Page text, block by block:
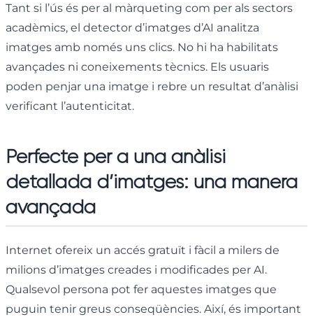
Tant si l’ús és per al màrqueting com per als sectors
acadèmics, el detector d’imatges d’AI analitza
imatges amb només uns clics. No hi ha habilitats
avançades ni coneixements tècnics. Els usuaris
poden penjar una imatge i rebre un resultat d’anàlisi
verificant l’autenticitat.
Perfecte per a una anàlisi
detallada d’imatges: una manera
avançada
Internet ofereix un accés gratuït i fàcil a milers de
milions d’imatges creades i modificades per AI.
Qualsevol persona pot fer aquestes imatges que
puguin tenir greus conseqüències. Així, és important